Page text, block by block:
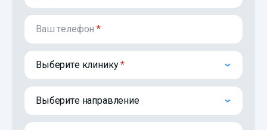
Ваш телефон*
Выберите клинику
Выберите направление